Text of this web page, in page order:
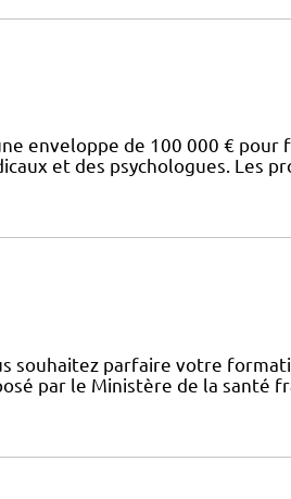
enveloppe de 100 000 €
et des psychologues. Les
souhaitez parfaire votre
par le Ministère de la santé